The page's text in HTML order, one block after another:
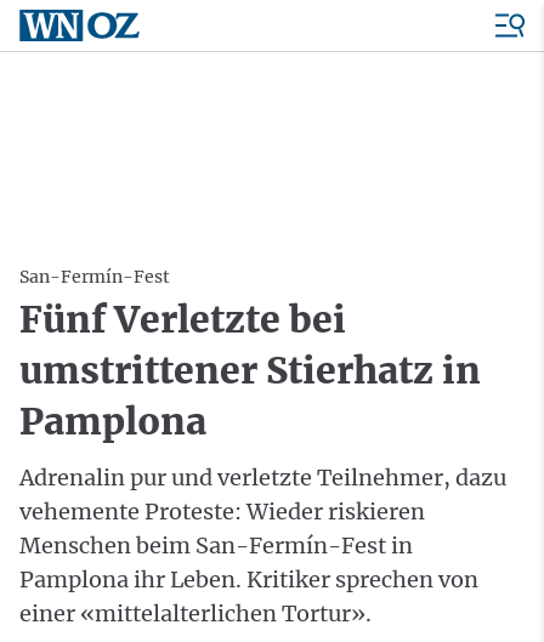
San-Fermín-Fest
Fünf Verletzte bei
umstrittener Stierhatz in
Pamplona
Adrenalin pur und verletzte Teilnehmer, dazu
vehemente Proteste: Wieder riskieren
Menschen beim San-Fermín-Fest in
Pamplona ihr Leben. Kritiker sprechen von
einer «mittelalterlichen Tortur».